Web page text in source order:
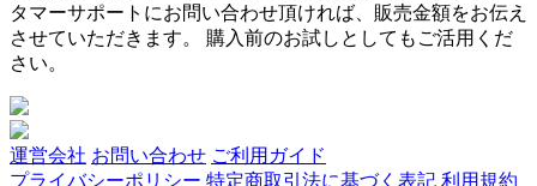
タマーサポートにお問い合わせ頂ければ、販売金額をお伝え
させていただきます。 購入前のお試しとしてもご活用くだ
さい。
運営会社 お問い合わせ ご利用ガイド
プライバシーポリシー 特定商取引法に基づく表記 利用規約